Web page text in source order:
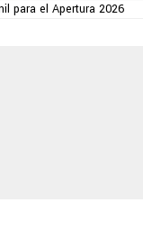
para el Apertura 2026